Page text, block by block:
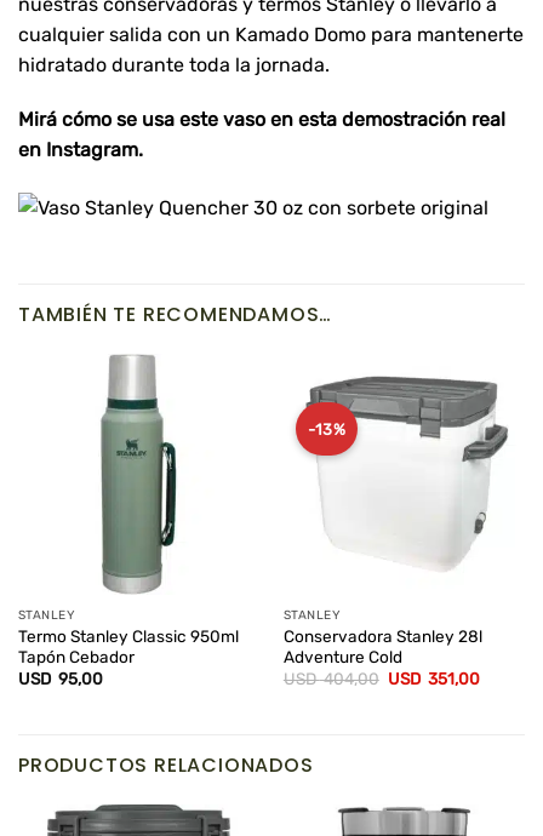
cualquier salida con un Kamado Domo para mantenerte
hidratado durante toda la jornada.
Mirá cómo se usa este vaso en esta demostración real
en Instagram.
TAMBIÉN TE RECOMENDAMOS…
STANLEY
Termo Stanley Classic 950ml
Tapón Cebador
USD 95,00
-13%
STANLEY
Conservadora Stanley 28l
Adventure Cold
USD404,00 El
USD 351,00El
PRODUCTOS RELACIONADOS